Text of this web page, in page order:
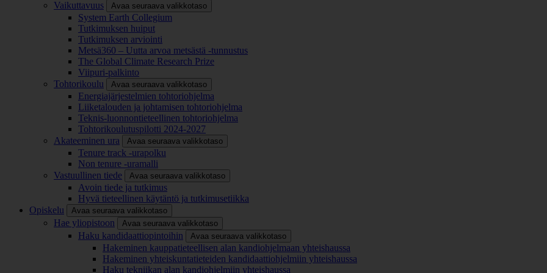
Vaikuttavuus Avaa seuraava valikkotaso
System Earth Collegium
Tutkimuksen huiput
Tutkimuksen arviointi
Metsä360 – Uutta arvoa metsästä -tunnustus
The Global Climate Research Prize
Viipuri-palkinto
Tohtorikoulu
Avaa seuraava valikkotaso
Energiajärjestelmien tohtoriohjelma
Liiketalouden ja johtamisen tohtoriohjelma
Teknis-luonnontieteellinen tohtoriohjelma
Tohtorikoulutuspilotti 2024-2027
Akateeminen ura
Avaa seuraava valikkotaso
Tenure track -urapolku
Non tenure -uramalli
Vastuullinen tiede
Avaa seuraava valikkotaso
Avoin tiede ja tutkimus
Hyvä tieteellinen käytäntö ja tutkimusetiikka
Opiskelu
Avaa seuraava valikkotaso
Hae yliopistoon Avaa seuraava valikkotaso
Haku kandidaattiopintoihin Avaa seuraava valikkotaso
Hakeminen kauppatieteellisen alan kandiohjelmaan yhteishaussa
Hakeminen yhteiskuntatieteiden kandidaattiohjelmiin yhteishaussa
Haku tekniikan alan kandiohjelmiin yhteishaussa